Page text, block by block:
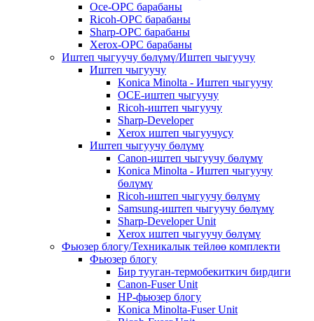
Oce-OPC барабаны
Ricoh-OPC барабаны
Sharp-OPC барабаны
Xerox-OPC барабаны
Иштеп чыгуучу бөлүмү/Иштеп чыгуучу
Иштеп чыгуучу
Konica Minolta - Иштеп чыгуучу
OCE-иштеп чыгуучу
Ricoh-иштеп чыгуучу
Sharp-Developer
Xerox иштеп чыгуучусу
Иштеп чыгуучу бөлүмү
Canon-иштеп чыгуучу бөлүмү
Konica Minolta - Иштеп чыгуучу
бөлүмү
Ricoh-иштеп чыгуучу бөлүмү
Samsung-иштеп чыгуучу бөлүмү
Sharp-Developer Unit
Xerox иштеп чыгуучу бөлүмү
Фьюзер блогу/Техникалык тейлөө комплекти
Фьюзер блогу
Бир тууган-термобекиткич бирдиги
Canon-Fuser Unit
HP-фьюзер блогу
Konica Minolta-Fuser Unit